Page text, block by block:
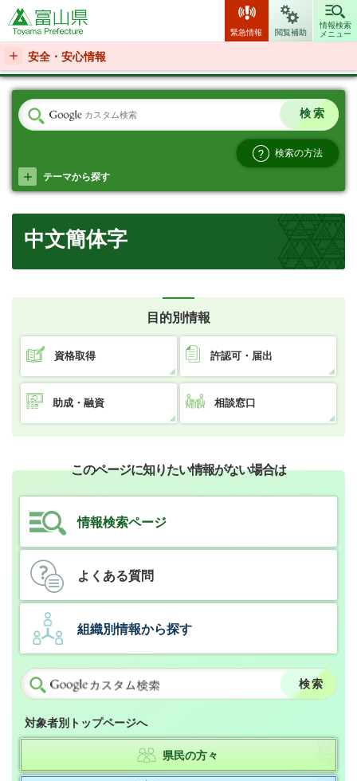
富山県
緊急情報 閲覧補助
情報検索
メニュー
安全・安心情報
検索の方法
テーマから探す
中文簡体字
目的別情報
資格取得 許認可・届出
助成・融資 相談窓口
このページに知りたい情報がない場合は
情報検索ページ
よくある質問
組織別情報から探す
対象者別トップページへ
県民の方々